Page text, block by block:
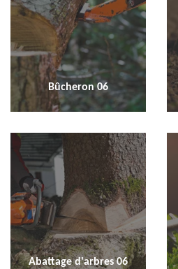
Bûcheron 06
Abattage d'arbres 06